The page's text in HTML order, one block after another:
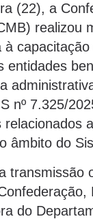
(22), a
realizou
à
entidades
nº 7.325/
relacionados
âmbito do
transmissão
do